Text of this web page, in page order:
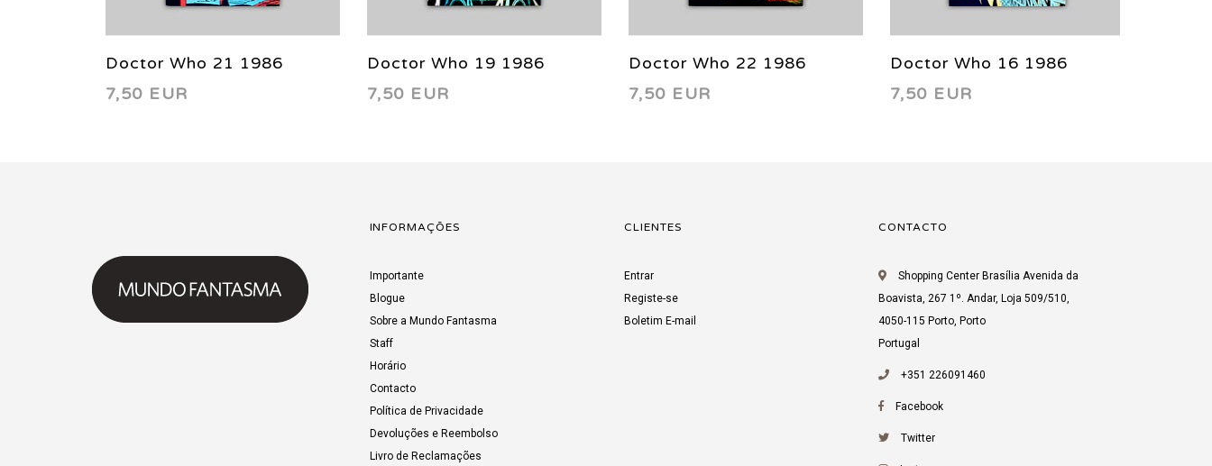
Doctor Who 21 1986
7,50 EUR
Doctor Who 19 1986
7,50 EUR
Doctor Who 22 1986
7,50 EUR
Doctor Who 16 1986
7,50 EUR
INFORMAÇÕES
Importante
Blogue
Sobre a Mundo Fantasma
Staff
Horário
Contacto
Política de Privacidade
Devoluções e Reembolso
Livro de Reclamações
CLIENTES
Entrar
Registe-se
Boletim E-mail
CONTACTO
Shopping Center Brasília Avenida da
Boavista, 267 1º. Andar, Loja 509/510,
4050-115 Porto, Porto
Portugal
+351 226091460
Facebook
Twitter